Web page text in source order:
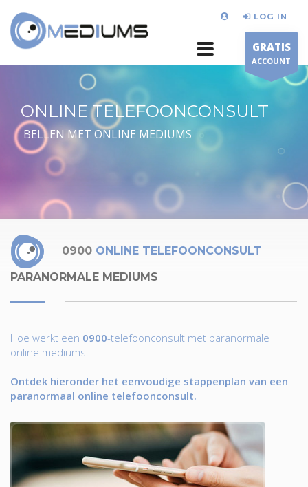
LOG IN
GRATIS
ACCOUNT
ONLINE TELEFOONCONSULT
BELLEN MET ONLINE MEDIUMS
0900 ONLINE TELEFOONCONSULT
PARANORMALE MEDIUMS
Hoe werkt een 0900-telefoonconsult met paranormale
online mediums.
Ontdek hieronder het eenvoudige stappenplan van een
paranormaal online telefoonconsult.